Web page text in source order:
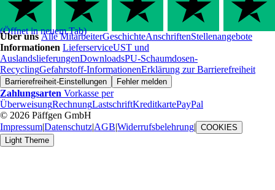
(Öffnet in neuem Tab)
Über unsAlle MitarbeiterGeschichteAnschriftenStellenangebote
Informationen LieferserviceUST und
AuslandslieferungenDownloadsPU-Schaumdosen-
RecyclingGefahrstoff-InformationenErklärung zur Barrierefreiheit
Barrierefreiheit-Einstellungen Fehler melden
Zahlungsarten Vorkasse per
ÜberweisungRechnungLastschriftKreditkartePayPal
© 2026 Päffgen GmbH
Impressum|Datenschutz|AGB|Widerrufsbelehrung| COOKIES
Light Theme